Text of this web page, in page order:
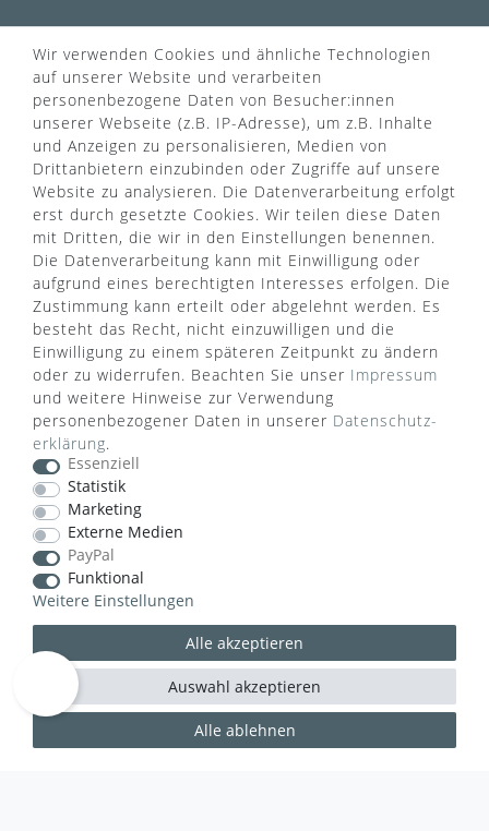
Über uns
Kontaktformular
FAQ
Türgriff Lexikon
Widerrufsrecht
Sitemap
AGB
Zahlung & Versand
Datenschutz
Impressum
Rücksendung
Markenwelt
Widerruf erklären
ZAHLUNGSARTEN
VERSANDART
Wir verwenden Cookies und ähnliche Technologien
auf unserer Website und verarbeiten
personenbezogene Daten von Besucher:innen
unserer Webseite (z.B. IP-Adresse), um z.B. Inhalte
und Anzeigen zu personalisieren, Medien von
Drittanbietern einzubinden oder Zugriffe auf unsere
Website zu analysieren. Die Datenverarbeitung erfolgt
erst durch gesetzte Cookies. Wir teilen diese Daten
mit Dritten, die wir in den Einstellungen benennen.
Die Datenverarbeitung kann mit Einwilligung oder
aufgrund eines berechtigten Interesses erfolgen. Die
Zustimmung kann erteilt oder abgelehnt werden. Es
besteht das Recht, nicht einzuwilligen und die
Einwilligung zu einem späteren Zeitpunkt zu ändern
oder zu widerrufen. Beachten Sie unser Impressum
und weitere Hinweise zur Verwendung
personenbezogener Daten in unserer Daten­schutz­
erklärung.
Essenziell
Statistik
Marketing
Externe Medien
PayPal
Funktional
Weitere Einstellungen
Alle akzeptieren
Alle ablehnen
Auswahl akzeptieren